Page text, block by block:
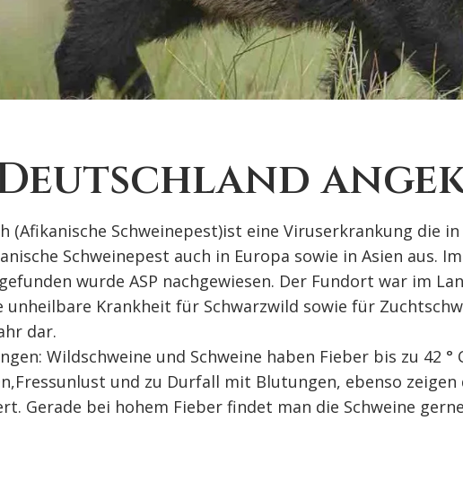
(Afikanische Schweinepest)ist eine Viruserkrankung die
Schweinepest auch in Europa sowie in Asien aus.
wurde ASP nachgewiesen. Der Fundort war im
unheilbare Krankheit für Schwarzwild sowie für
dar.
Wildschweine und Schweine haben Fieber bis zu 42 °
und zu Durfall mit Blutungen, ebenso
Gerade bei hohem Fieber findet man die Schweine